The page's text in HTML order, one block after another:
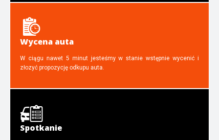
Wycena auta
W ciągu nawet 5 minut jesteśmy w stanie wstępnie wycenić i
złozyć propozycję odkupu auta.
Spotkanie